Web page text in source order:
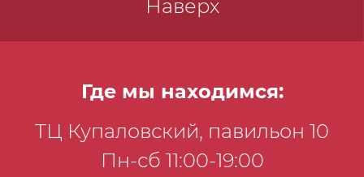
Наверх
Где мы находимся:
ТЦ Купаловский, павильон 10
Пн-сб 11:00-19:00